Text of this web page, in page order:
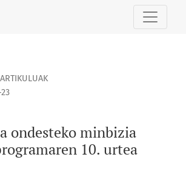
minbizia bahetzeko programaren
ARTIKULUAK
ondesteko minbizia
10. urtea